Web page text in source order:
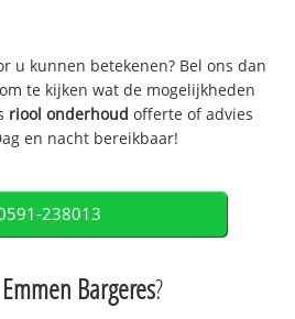
u kunnen betekenen? Bel ons dan
om te kijken wat de mogelijkheden
riool onderhoud offerte of advies
en nacht bereikbaar!
238013
Emmen Bargeres?